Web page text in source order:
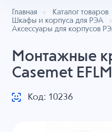
Главная
Каталог товаров
Шкафы и корпуса для РЭА
Аксессуары для корпусов
Монтажные
Casemet
Код: 10236